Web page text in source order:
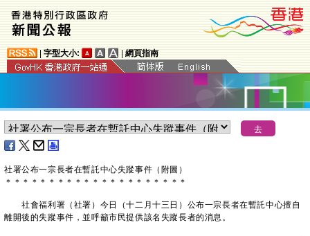
字型大小: 網頁指南
社署公布一宗長者在暫託中心失蹤事件（附圖）
＊ ＊ ＊ ＊ ＊ ＊ ＊ ＊ ＊ ＊ ＊ ＊ ＊ ＊ ＊ ＊ ＊ ＊ ＊ ＊ ＊
​社會福利署（社署）今日（十二月十三日）公布一宗長者在暫託中心擅自
離開後的失蹤事件，並呼籲市民提供該名失蹤長者的消息。